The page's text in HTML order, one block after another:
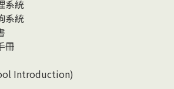
系統
系統
冊
Introduction)